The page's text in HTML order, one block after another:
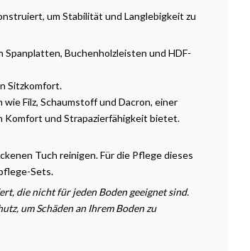
um Stabilität und Langlebigkeit zu
Buchenholzleisten und HDF-
Sitzkomfort.
Filz, Schaumstoff und Dacron, einer
Komfort und Strapazierfähigkeit bietet.
Tuch reinigen. Für die Pflege dieses
Sets.
die nicht für jeden Boden geeignet sind.
um Schäden an Ihrem Boden zu